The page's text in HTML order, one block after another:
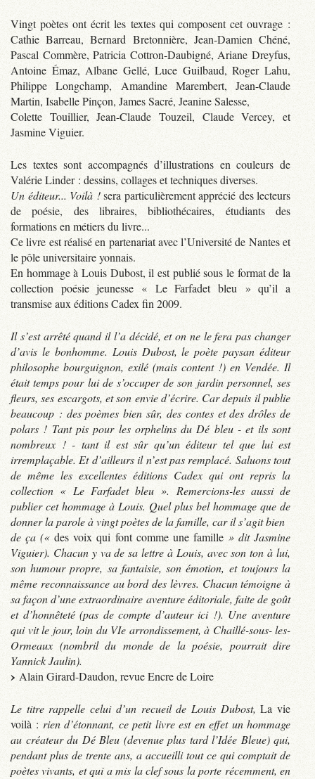
Vingt poètes ont écrit les textes qui composent cet ouvrage :
Cathie Barreau, Bernard Bretonnière, Jean-Damien Chéné,
Pascal Commère, Patricia Cottron-Daubigné, Ariane Dreyfus,
Antoine Émaz, Albane Gellé, Luce Guilbaud, Roger Lahu,
Philippe Longchamp, Amandine Marembert, Jean-Claude
Martin, Isabelle Pinçon, James Sacré, Jeanine Salesse,
Colette Touillier, Jean-Claude Touzeil, Claude Vercey, et
Jasmine Viguier.
Les textes sont accompagnés d’illustrations en couleurs de
Valérie Linder : dessins, collages et techniques diverses.
Un éditeur... Voilà !sera particulièrement apprécié des lecteurs
de poésie, des libraires, bibliothécaires, étudiants des
formations en métiers du livre...
Ce livre est réalisé en partenariat avec l’Université de Nantes et
le pôle universitaire yonnais.
En hommage à Louis Dubost, il est publié sous le format de la
collection poésie jeunesse « Le Farfadet bleu » qu’il a
transmise aux éditions Cadex fin 2009.
Il s’est arrêté quand il l’a décidé, et on ne le fera pas changer
d’avis le bonhomme. Louis Dubost, le poète paysan éditeur
philosophe bourguignon, exilé (mais content !) en Vendée. Il
était temps pour lui de s’occuper de son jardin personnel, ses
fleurs, ses escargots, et son envie d’écrire. Car depuis il publie
beaucoup : des poèmes bien sûr, des contes et des drôles de
polars ! Tant pis pour les orphelins du Dé bleu - et ils sont
nombreux ! - tant il est sûr qu’un éditeur tel que lui est
irremplaçable. Et d’ailleurs il n’est pas remplacé. Saluons tout
de même les excellentes éditions Cadex qui ont repris la
collection « Le Farfadet bleu ». Remercions-les aussi de
publier cet hommage à Louis. Quel plus bel hommage que de
donner la parole à vingt poètes de la famille, car il s’agit bien
de ça («des voix qui font comme une famille» dit Jasmine
Viguier). Chacun y va de sa lettre à Louis, avec son ton à lui,
son humour propre, sa fantaisie, son émotion, et toujours la
même reconnaissance au bord des lèvres. Chacun témoigne à
sa façon d’une extraordinaire aventure éditoriale, faite de goût
et d’honnêteté (pas de compte d’auteur ici !). Une aventure
qui vit le jour, loin du VIe arrondissement, à Chaillé-sous- les-
Ormeaux (nombril du monde de la poésie, pourrait dire
Yannick Jaulin).
Alain Girard-Daudon, revue Encre de Loire
Le titre rappelle celui d’un recueil de Louis Dubost, La vie
voilà : rien d’étonnant, ce petit livre est en effet un hommage
au créateur du Dé Bleu (devenue plus tard l’Idée Bleue) qui,
pendant plus de trente ans, a accueilli tout ce qui comptait de
poètes vivants, et qui a mis la clef sous la porte récemment, en